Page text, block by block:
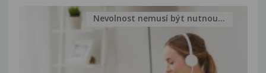
Nevolnost nemusí být nutnou...